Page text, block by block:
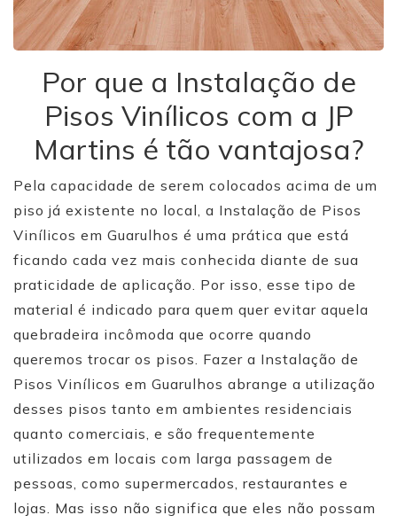
Por que a Instalação de
Pisos Vinílicos com a JP
Martins é tão vantajosa?
Pela capacidade de serem colocados acima de um
piso já existente no local, a Instalação de Pisos
Vinílicos em Guarulhos é uma prática que está
ficando cada vez mais conhecida diante de sua
praticidade de aplicação. Por isso, esse tipo de
material é indicado para quem quer evitar aquela
quebradeira incômoda que ocorre quando
queremos trocar os pisos. Fazer a Instalação de
Pisos Vinílicos em Guarulhos abrange a utilização
desses pisos ​​tanto em ambientes residenciais
quanto comerciais, e são frequentemente
utilizados em locais com larga passagem de
pessoas, como supermercados, restaurantes e
lojas. Mas isso não significa que eles não possam